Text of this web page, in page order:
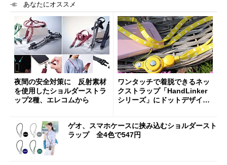
あなたにオススメ
夜間の安全対策に 反射素材
を使用したショルダーストラ
ップ2種、エレコムから
ワンタッチで着脱できるネッ
クストラップ「HandLinker
シリーズ」にドットデザイン
ゲオ、スマホケースに挟み込むショルダースト
ラップ 全4色で547円